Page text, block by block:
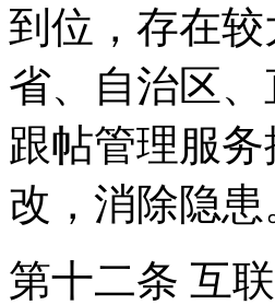
到位，存在
省、自治区
跟帖管理服
改，消除隐患
第十二条 互